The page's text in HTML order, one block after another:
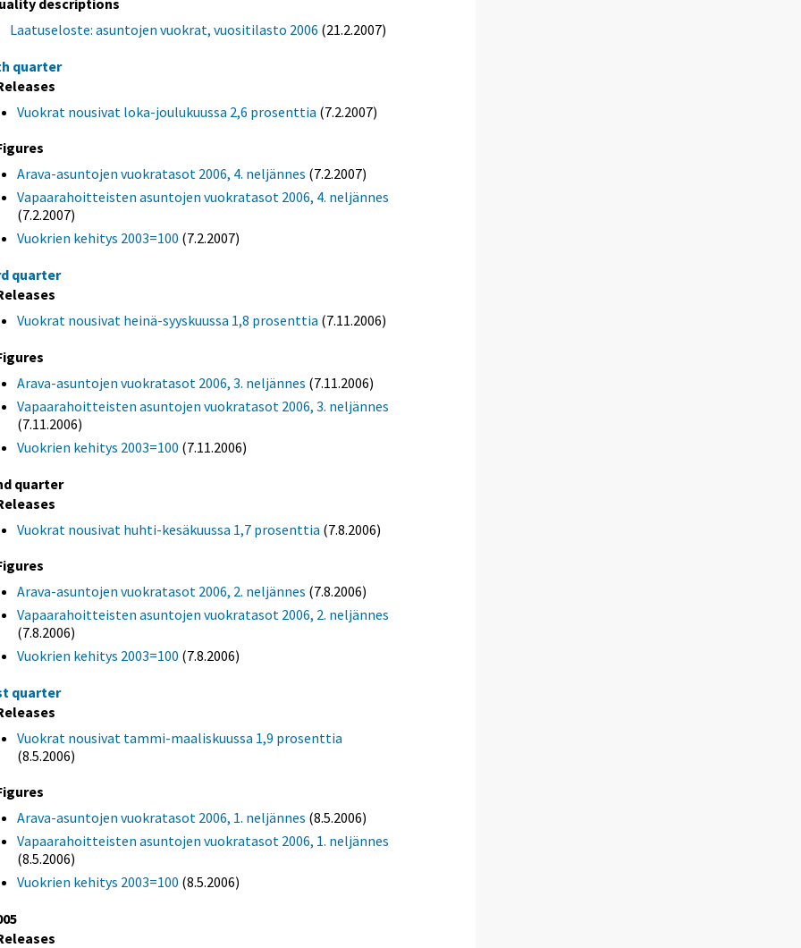
descriptions
Laatuseloste: asuntojen vuokrat, vuositilasto 2006 (21.2.2007)
quarter
Vuokrat nousivat loka-joulukuussa 2,6 prosenttia (7.2.2007)
Arava-asuntojen vuokratasot 2006, 4. neljännes (7.2.2007)
Vapaarahoitteisten asuntojen vuokratasot 2006, 4. neljännes
(7.2.2007)
Vuokrien kehitys 2003=100 (7.2.2007)
quarter
Vuokrat nousivat heinä-syyskuussa 1,8 prosenttia (7.11.2006)
Arava-asuntojen vuokratasot 2006, 3. neljännes (7.11.2006)
Vapaarahoitteisten asuntojen vuokratasot 2006, 3. neljännes
(7.11.2006)
Vuokrien kehitys 2003=100 (7.11.2006)
quarter
Vuokrat nousivat huhti-kesäkuussa 1,7 prosenttia (7.8.2006)
Arava-asuntojen vuokratasot 2006, 2. neljännes (7.8.2006)
Vapaarahoitteisten asuntojen vuokratasot 2006, 2. neljännes
(7.8.2006)
Vuokrien kehitys 2003=100 (7.8.2006)
quarter
Vuokrat nousivat tammi-maaliskuussa 1,9 prosenttia
(8.5.2006)
Arava-asuntojen vuokratasot 2006, 1. neljännes (8.5.2006)
Vapaarahoitteisten asuntojen vuokratasot 2006, 1. neljännes
(8.5.2006)
Vuokrien kehitys 2003=100 (8.5.2006)